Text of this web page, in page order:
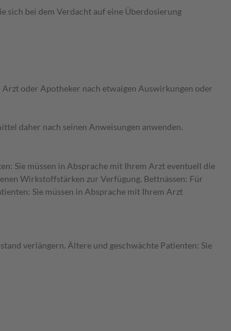
sich bei dem Verdacht auf eine Überdosierung
oder Apotheker nach etwaigen Auswirkungen oder
daher nach seinen Anweisungen anwenden.
Sie müssen in Absprache mit Ihrem Arzt eventuell die
Wirkstoffstärken zur Verfügung. Bettnässen: Für
Sie müssen in Absprache mit Ihrem Arzt
verlängern. Ältere und geschwächte Patienten: Sie